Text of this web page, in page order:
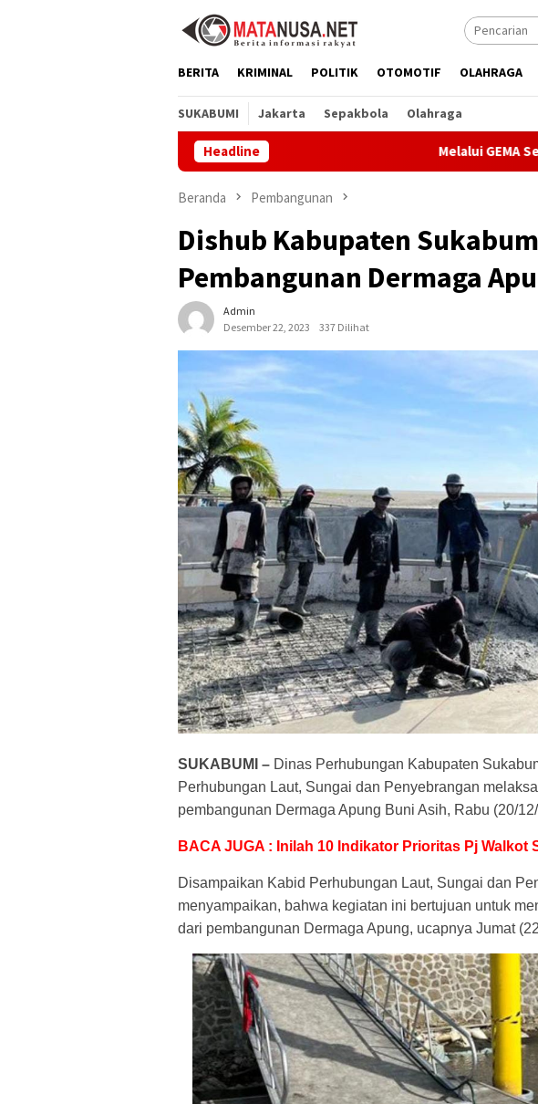
BERITA KRIMINAL POLITIK OTOMOTIF OLAHRAGA
SUKABUMI Jakarta Sepakbola Olahraga
Headline Melalui GEMA Sehat, Dppkb
Beranda Pembangunan
Dishub Kabupaten
Pembangunan Dermaga
Admin
Desember 22, 2023
337 Dilihat
SUKABUMI – Dinas Perhubungan Kabupaten
Perhubungan Laut, Sungai dan Penyebrangan
pembangunan Dermaga Apung Buni Asih, Rabu (20/
BACA JUGA : Inilah 10 Indikator Prioritas Pj
Disampaikan Kabid Perhubungan Laut, Sungai dan
menyampaikan, bahwa kegiatan ini bertujuan untuk
dari pembangunan Dermaga Apung, ucapnya Jumat